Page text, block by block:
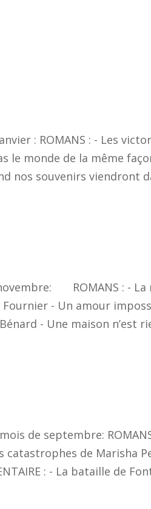
: ROMANS : - Les
le monde de la même
nos souvenirs viendront
ROMANS : - La
Fournier - Un amour
- Une maison n’est
de septembre:
de Marisha
: - La bataille de